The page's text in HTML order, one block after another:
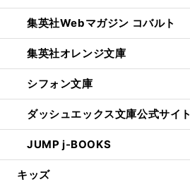
集英社Webマガジン コバルト
集英社オレンジ文庫
シフォン文庫
ダッシュエックス文庫公式サイト
JUMP j-BOOKS
キッズ